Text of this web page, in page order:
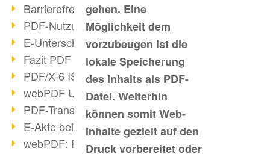
Barrierefreiheit mehr als Inklusion
PDF-Nutzung durch Pandemie
E-Unterschriften für Verwaltung
Fazit PDF Days 2021
PDF/X-6 ISO-Norm
webPDF Update 8.0.0.2393
PDF-Transparenz beim PDF-Format
E-Akte bei Behörden
webPDF: PDF-Anhänge verwalten
gehen. Eine
Möglichkeit dem
vorzubeugen ist die
lokale Speicherung
des Inhalts als PDF-
Datei. Weiterhin
können somit Web-
Inhalte gezielt auf den
Druck vorbereitet oder